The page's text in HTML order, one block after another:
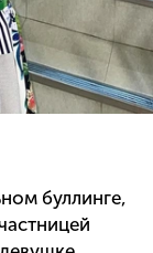
буллинге,